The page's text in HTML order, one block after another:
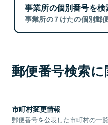
事業所の個別番号を検
事業所の７けたの個別郵
郵便番号検索
市町村変更情報
郵便番号を公表した市町村の一